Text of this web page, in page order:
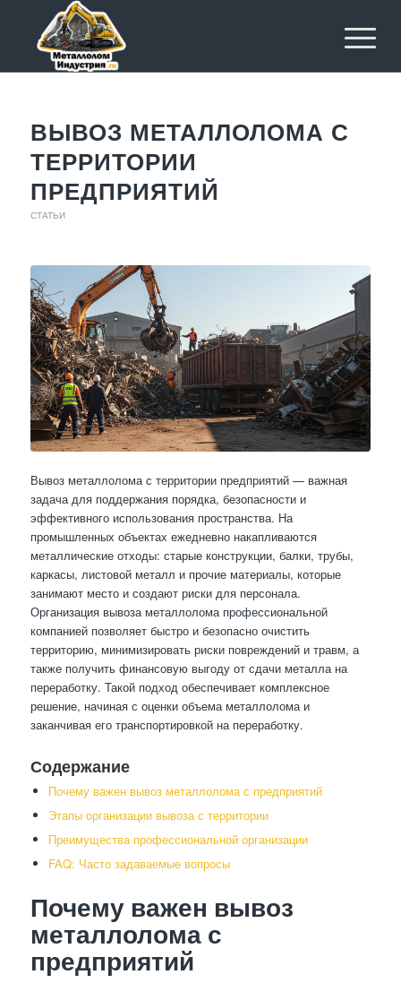
ВЫВОЗ МЕТАЛЛОЛОМА С
ТЕРРИТОРИИ
ПРЕДПРИЯТИЙ
СТАТЬИ
Вывоз металлолома с территории предприятий — важная
задача для поддержания порядка, безопасности и
эффективного использования пространства. На
промышленных объектах ежедневно накапливаются
металлические отходы: старые конструкции, балки, трубы,
каркасы, листовой металл и прочие материалы, которые
занимают место и создают риски для персонала.
Организация вывоза металлолома профессиональной
компанией позволяет быстро и безопасно очистить
территорию, минимизировать риски повреждений и травм, а
также получить финансовую выгоду от сдачи металла на
переработку. Такой подход обеспечивает комплексное
решение, начиная с оценки объема металлолома и
заканчивая его транспортировкой на переработку.
Содержание
Почему важен вывоз металлолома с предприятий
Этапы организации вывоза с территории
Преимущества профессиональной организации
FAQ: Часто задаваемые вопросы
Почему важен вывоз
металлолома с
предприятий